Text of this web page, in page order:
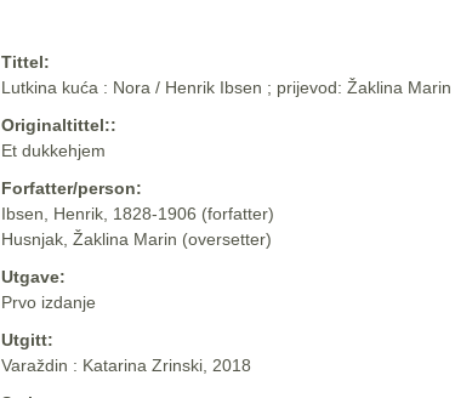
Tittel:
Lutkina kuća : Nora / Henrik Ibsen ; prijevod: Žaklina
Originaltittel::
Et dukkehjem
Forfatter/person:
Ibsen, Henrik, 1828-1906 (forfatter)
Husnjak, Žaklina Marin (oversetter)
Utgave:
Prvo izdanje
Utgitt:
Varaždin : Katarina Zrinski, 2018